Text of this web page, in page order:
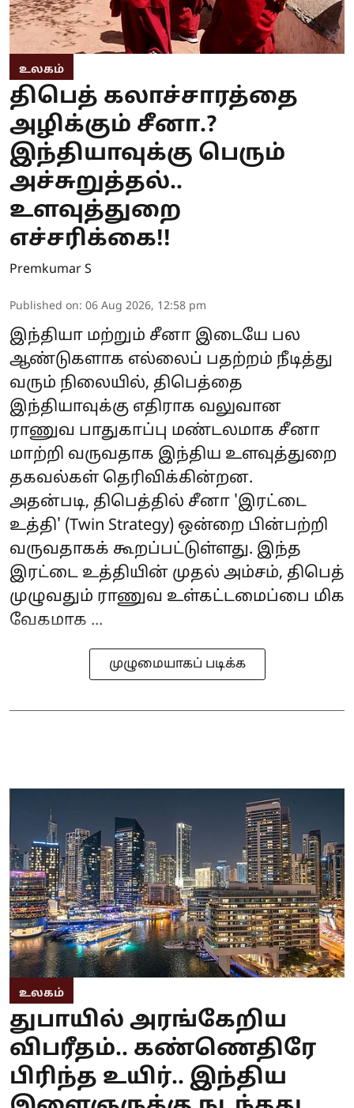
உலகம்
திபெத் கலாச்சாரத்தை
அழிக்கும் சீனா.?
இந்தியாவுக்கு பெரும்
அச்சுறுத்தல்..
உளவுத்துறை
எச்சரிக்கை!!
Premkumar S
Published on: 06 Aug 2026, 12:58 pm
இந்தியா மற்றும் சீனா இடையே பல
ஆண்டுகளாக எல்லைப் பதற்றம் நீடித்து
வரும் நிலையில், திபெத்தை
இந்தியாவுக்கு எதிராக வலுவான
ராணுவ பாதுகாப்பு மண்டலமாக சீனா
மாற்றி வருவதாக இந்திய உளவுத்துறை
தகவல்கள் தெரிவிக்கின்றன.
அதன்படி, திபெத்தில் சீனா 'இரட்டை
உத்தி' (Twin Strategy) ஒன்றை பின்பற்றி
வருவதாகக் கூறப்பட்டுள்ளது. இந்த
இரட்டை உத்தியின் முதல் அம்சம், திபெத்
முழுவதும் ராணுவ உள்கட்டமைப்பை மிக
வேகமாக ...
முழுமையாகப் படிக்க
உலகம்
துபாயில் அரங்கேறிய
விபரீதம்.. கண்ணெதிரே
பிரிந்த உயிர்.. இந்திய